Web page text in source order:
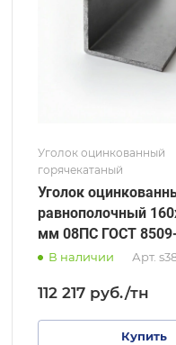
Уголок оцинкованный
горячекатаный
Уголок
равнополочный
мм 08ПС ГОСТ
В наличии Арт.
112 217 руб./тн
Купить
Толщина, мм
Сплав / Марка